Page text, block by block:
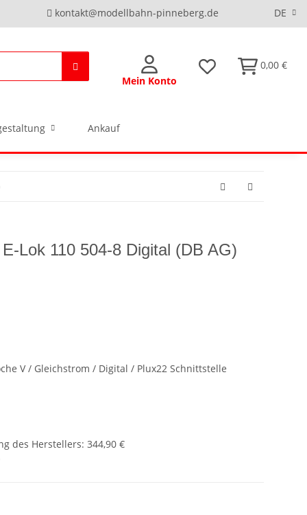
DE
kontakt@modellbahn-pinneberg.de
Mein Konto
0,00 €
Ankauf
Lok 110 504-8 Digital (DB AG)
V / Gleichstrom / Digital / Plux22 Schnittstelle
des Herstellers: 344,90 €